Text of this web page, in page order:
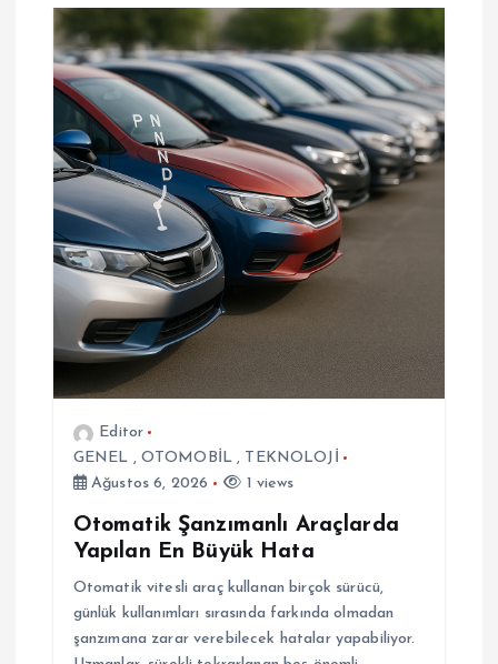
z
n
m
e
s
Editor
GENEL , OTOMOBİL , TEKNOLOJİ
Ağustos 6, 2026
1 views
Otomatik Şanzımanlı Araçlarda
Yapılan En Büyük Hata
Otomatik vitesli araç kullanan birçok sürücü,
günlük kullanımları sırasında farkında olmadan
şanzımana zarar verebilecek hatalar yapabiliyor.